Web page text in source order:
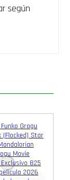
según